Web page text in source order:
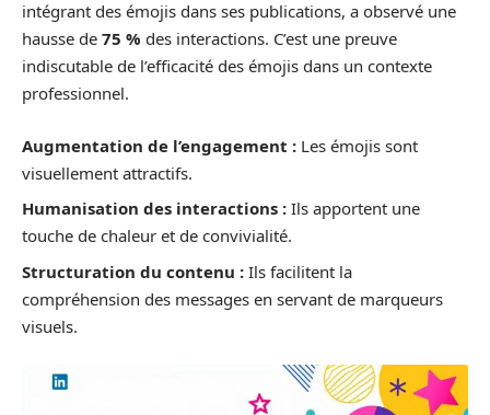
intégrant des émojis dans ses publications, a observé une
hausse de 75 % des interactions. C’est une preuve
indiscutable de l’efficacité des émojis dans un contexte
professionnel.
Augmentation de l’engagement : Les émojis sont
visuellement attractifs.
Humanisation des interactions : Ils apportent une
touche de chaleur et de convivialité.
Structuration du contenu : Ils facilitent la
compréhension des messages en servant de marqueurs
visuels.